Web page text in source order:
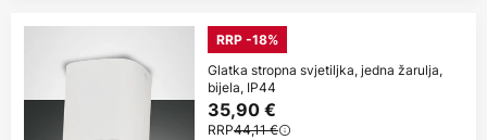
RRP -18%
Glatka stropna svjetiljka, jedna žarulja,
bijela, IP44
35,90 €
RRP44,11 €